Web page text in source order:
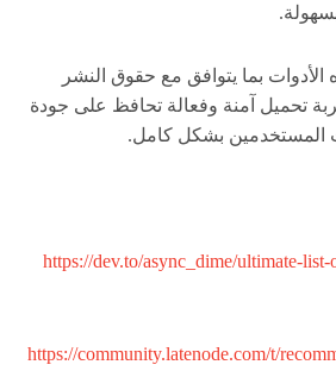
الأدوات بما يتوافق مع حقوق النشر
تحميل آمنة وفعالة تحافظ على جودة
المستخدمين بشكل كامل.
https://dev.to/async_dime/ultimate-
https://community.latenode.com/t/